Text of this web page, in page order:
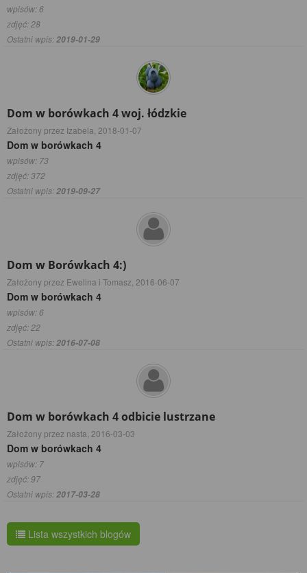
wpisów: 6
zdjęć: 28
Ostatni wpis:2019-01-29
Dom w borówkach 4 woj. łódzkie
Założony przez Izabela, 2018-01-07
Dom w borówkach 4
wpisów: 73
zdjęć: 372
Ostatni wpis:2019-09-27
Dom w Borówkach 4:)
Założony przez Ewelina i Tomasz, 2016-06-07
Dom w borówkach 4
wpisów: 6
zdjęć: 22
Ostatni wpis:2016-07-08
Dom w borówkach 4 odbicie lustrzane
Założony przez nasta, 2016-03-03
Dom w borówkach 4
wpisów: 7
zdjęć: 97
Ostatni wpis:2017-03-28
Lista wszystkich blogów